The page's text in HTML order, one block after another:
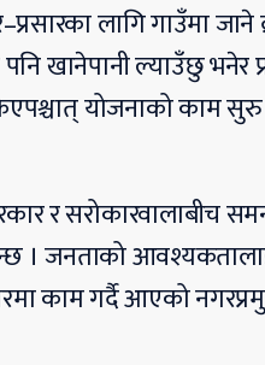
लागि गाउँमा जाने
खानेपानी ल्याउँछु भनेर
योजनाको काम
र सरोकारवालाबीच
। जनताको
काम गर्दै आएको